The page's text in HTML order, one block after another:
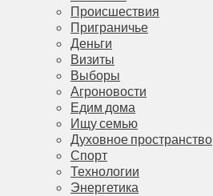
Происшествия
Приграничье
Деньги
Визиты
Выборы
Агроновости
Едим дома
Ищу семью
Духовное пространство
Спорт
Технологии
Энергетика